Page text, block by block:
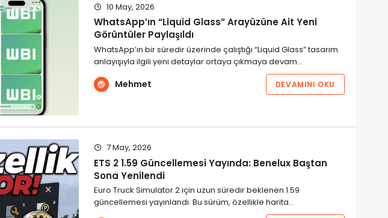
10 May, 2026
WhatsApp’ın “Liquid Glass” Arayüzüne Ait Yeni
Görüntüler Paylaşıldı
WhatsApp’ın bir süredir üzerinde çalıştığı “Liquid Glass” tasarım
anlayışıyla ilgili yeni detaylar ortaya çıkmaya devam…
Mehmet DEVAMINI OKU
7 May, 2026
ETS 2 1.59 Güncellemesi Yayında: Benelux Baştan
Sona Yenilendi
Euro Truck Simulator 2 için uzun süredir beklenen 1.59
güncellemesi yayınlandı. Bu sürüm, özellikle harita…